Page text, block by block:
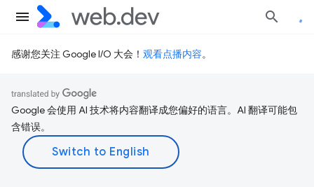
感谢您关注 Google I/O 大会！ 观看点播内容。
Google 会使用 AI 技术将内容翻译成您偏好的语言。AI 翻译可能包
含错误。